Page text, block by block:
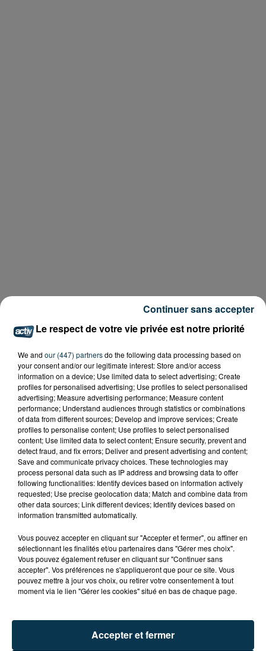
TITRES DIFFUSÉS
11h33
11h33 11h30
11h30
Le respect de votre vie privée est notre priorité
We and our (447) partnersdo the following data processing based on
your consent and/or our legitimate interest: Store and/or access
information on a device; Use limited data to select advertising; Create
profiles for personalised advertising; Use profiles to select personalised
advertising; Measure advertising performance; Measure content
performance; Understand audiences through statistics or combinations
of data from different sources; Develop and improve services; Create
profiles to personalise content; Use profiles to select personalised
content; Use limited data to select content; Ensure security, prevent and
detect fraud, and fix errors; Deliver and present advertising and content;
Save and communicate privacy choices. These technologies may
process personal data such as IP address and browsing data to offer
following functionalities: Identify devices based on information actively
requested; Use precise geolocation data; Match and combine data from
other data sources; Link different devices; Identify devices based on
information transmitted automatically.
Vous pouvez accepter en cliquant sur "Accepter et fermer", ou affiner en
sélectionnant les finalités et/ou partenaires dans "Gérer mes choix".
Vous pouvez également refuser en cliquant sur "Continuer sans
accepter". Vos préférences ne s'appliqueront que pour ce site. Vous
pouvez mettre à jour vos choix, ou retirer votre consentement à tout
moment via le lien "Gérer les cookies" situé en bas de chaque page.
Accepter et fermer
Continuer sans accepter